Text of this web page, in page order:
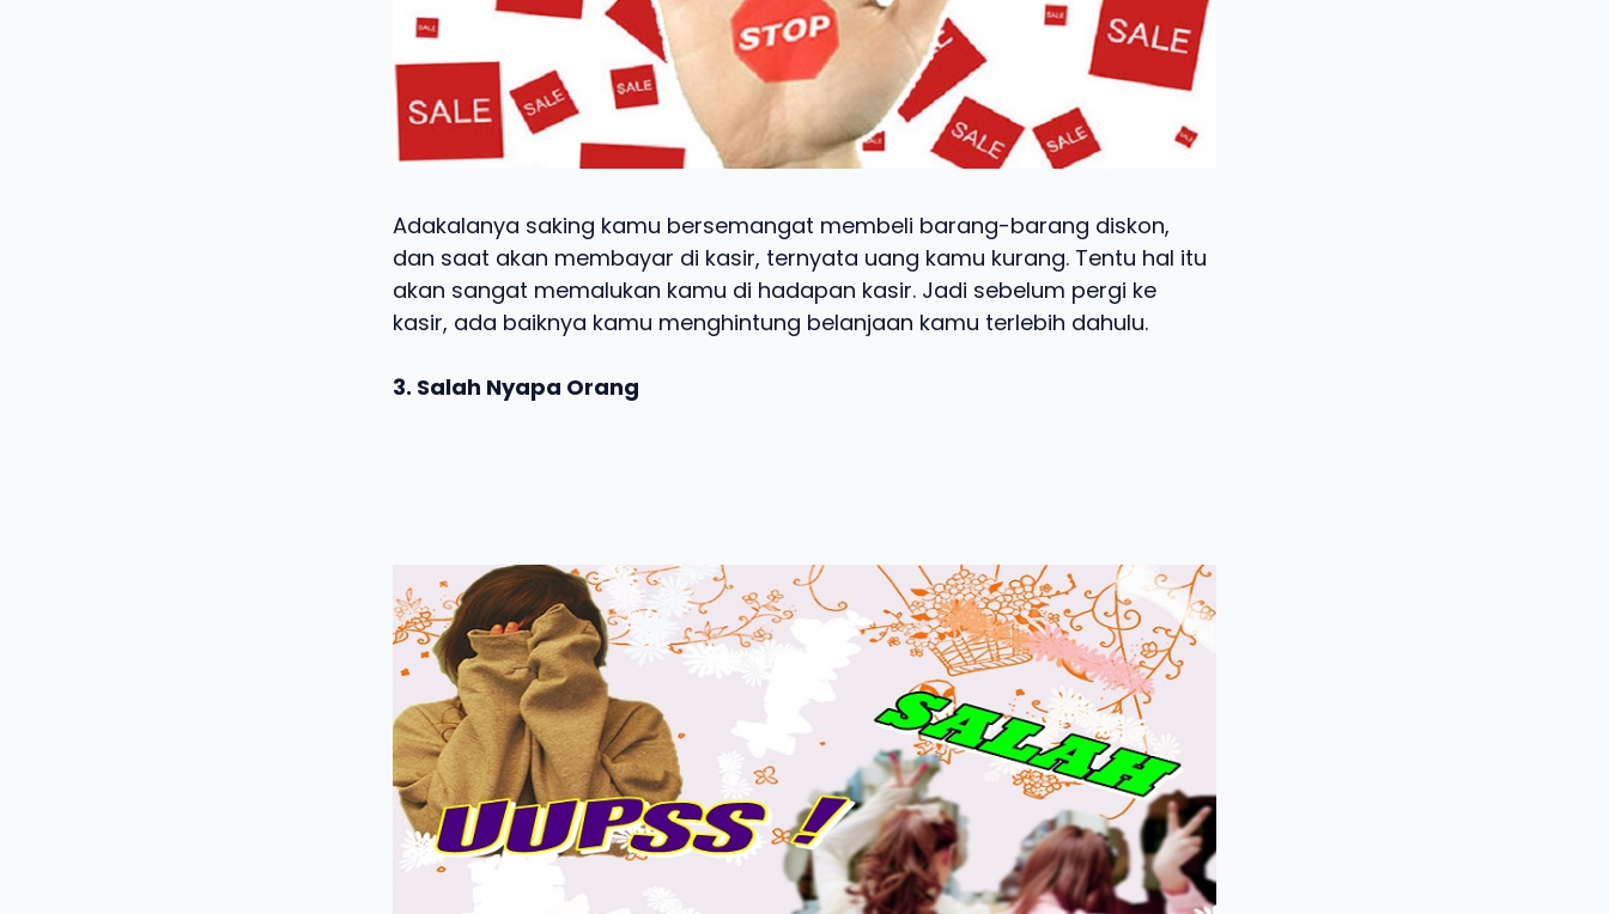
Adakalanya saking kamu bersemangat membeli barang-barang diskon,
dan saat akan membayar di kasir, ternyata uang kamu kurang. Tentu hal itu
akan sangat memalukan kamu di hadapan kasir. Jadi sebelum pergi ke
kasir, ada baiknya kamu menghintung belanjaan kamu terlebih dahulu.
3. Salah Nyapa Orang